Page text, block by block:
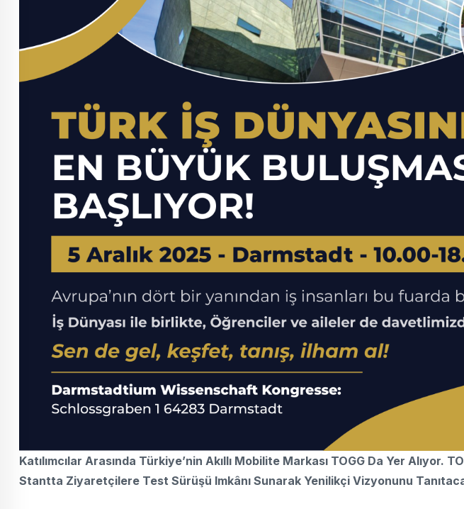
Katılımcılar Arasında Türkiye’nin Akıllı Mobilite Markası TOGG Da Yer Alıyor.
Stantta Ziyaretçilere Test Sürüşü Imkânı Sunarak Yenilikçi Vizyonunu